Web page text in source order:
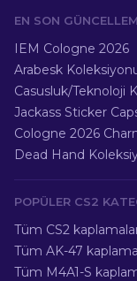
EN SON
IEM Cologne 2026
Arabesk
Casusluk/Teknoloji
Jackass Sticker
Cologne 2026
Dead Hand
POPÜLER CS2
Tüm CS2
Tüm AK-47
Tüm M4A1-S